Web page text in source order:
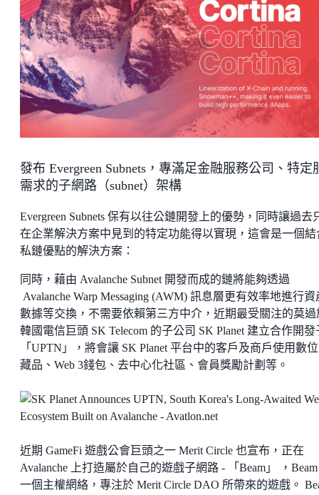
發布 Evergreen Subnets，專滿足金融服務公司、特定
需求的子網路（subnet）架構
Evergreen Subnets 保有以往公鏈開發上的優勢，同時讓過去
在企業解決方案中見到的特定功能得以實現，這會是一個結
私鏈優點的解決方案：
同時，藉由 Avalanche Subnet 開發而成的鏈將能夠透過
Avalanche Warp Messaging (AWM) 訊息層更有效率地進行資
數據等交換，不需要依賴第三方中介，近期最受關注的莫過
韓國電信巨頭 SK Telecom 的子公司 SK Planet 建立合作開發
「UPTN」，將會讓 SK Planet 平台中的客戶及商戶使用數
藏品、Web 3錢包、去中心化社區、會員獎勵計劃等。
近期 GameFi 遊戲公會巨頭之一 Merit Circle 也宣布，正在
Avalanche 上打造屬於自己的遊戲子網路 - 「Beam」 ，
一個主權網絡，專注於 Merit Circle DAO 所帶來的遊戲。